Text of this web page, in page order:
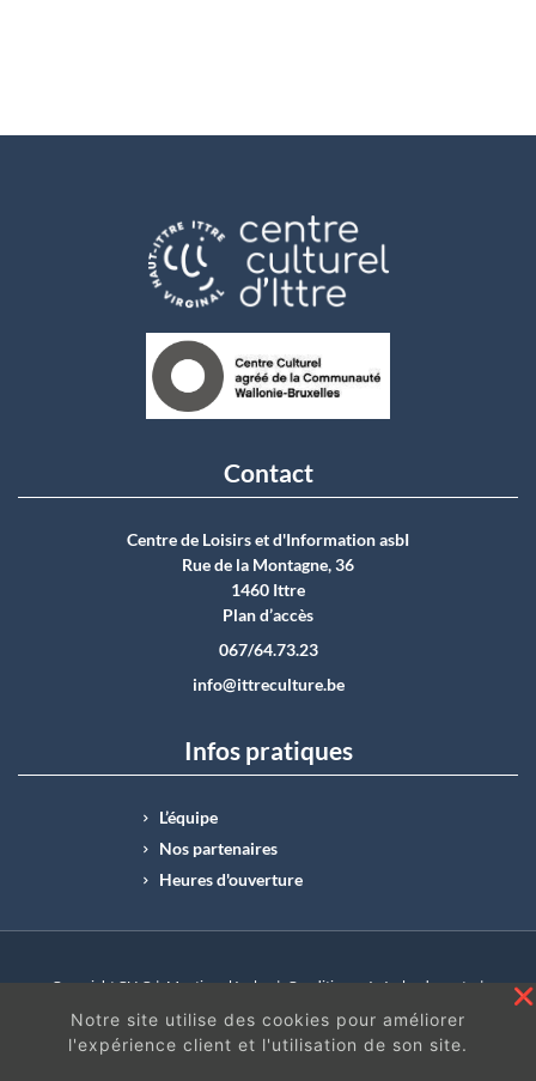
Contact
Centre de Loisirs et d'Information asbI
Rue de la Montagne, 36
1460 Ittre
Plan d’accès
067/64.73.23
info@ittreculture.be
Infos pratiques
L’équipe
Nos partenaires
Heures d'ouverture
Copyright CLI © | Mentions légales | Conditions générales de vente |
N°Entreprise : BE0414.742.009 |
BE50 0012 6285 4518
Notre site utilise des cookies pour améliorer
l'expérience client et l'utilisation de son site.